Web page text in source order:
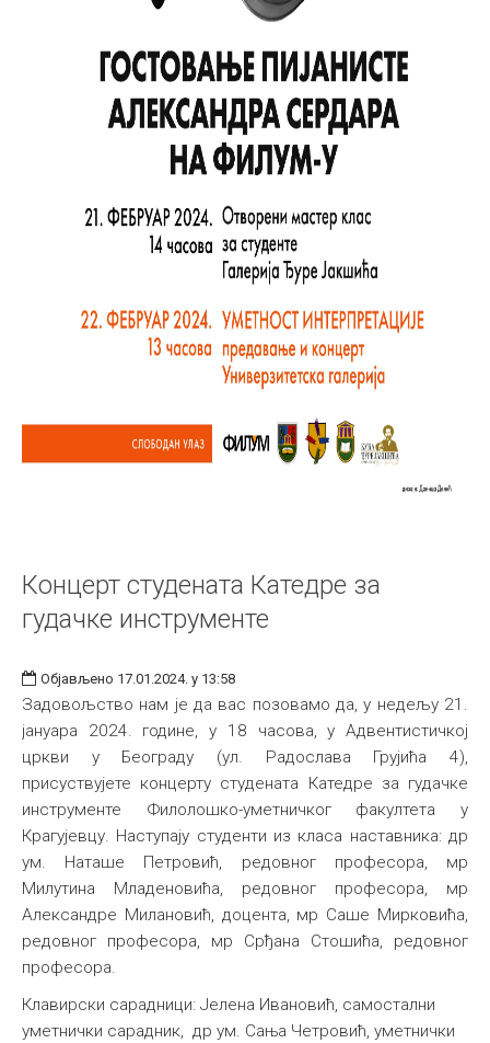
Концерт студената Катедре за
гудачке инструменте
Објављено 17.01.2024. у 13:58
Задовољство нам је да вас позовамо да, у недељу 21.
јануара 2024. године, у 18 часова, у Адвентистичкој
цркви у Београду (ул. Радослава Грујића 4),
присуствујете концерту студената Катедре за гудачке
инструменте Филолошко-уметничког факултета у
Крагујевцу. Наступају студенти из класа наставника: др
ум. Наташе Петровић, редовног професора, мр
Милутина Младеновића, редовног професора, мр
Александре Милановић, доцента, мр Саше Мирковића,
редовног професора, мр Срђана Стошића, редовног
професора.
Клавирски сарадници: Jeлена Ивановић, самостални
уметнички сарадник, др ум. Сања Четровић, уметнички